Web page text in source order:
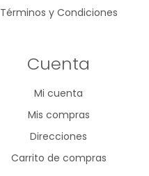
Términos y Condiciones
Cuenta
Mi cuenta
Mis compras
Direcciones
Carrito de compras